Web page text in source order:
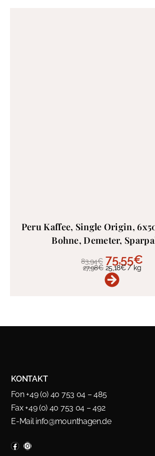
Peru Kaffee, Single Origin,
Bohne, Demeter,
83,94€ 75,55€
27,98€ 25,18€/kg
KONTAKT
Fon +49 (0) 40 753 04 – 485
Fax +49 (0) 40 753 04 – 492
E-Mailinfo@mounthagen.de